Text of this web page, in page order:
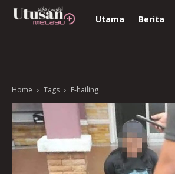
Utama Berita
Home Tags E-hailing